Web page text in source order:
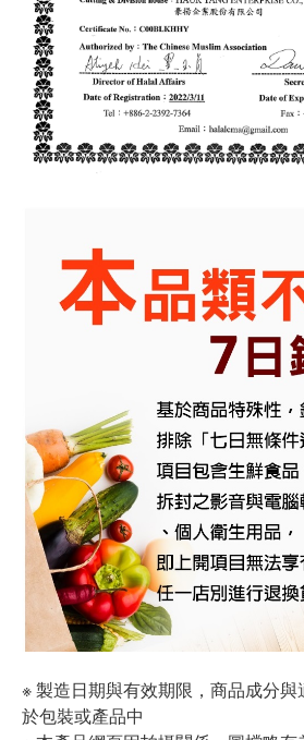
※ 製造日期與有效期限，商品成分
於包裝或產品中